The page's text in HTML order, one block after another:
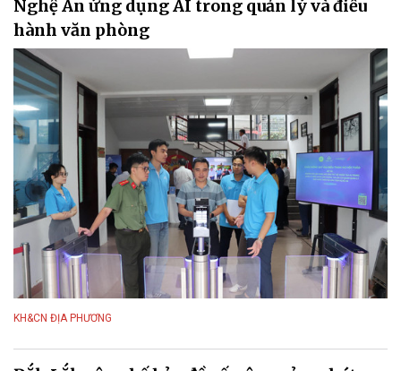
Nghệ An ứng dụng AI trong quản lý và điều
hành văn phòng
KH&CN ĐỊA PHƯƠNG